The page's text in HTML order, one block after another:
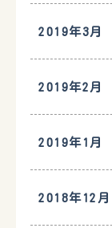
2019年3月
2019年2月
2019年1月
2018年12月